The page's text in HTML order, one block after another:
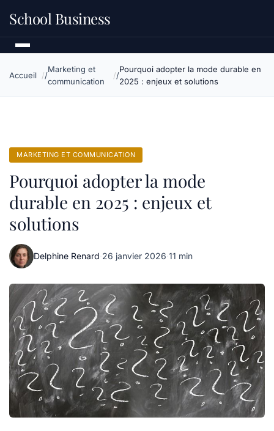
School Business
Accueil
Marketing et
communication
Pourquoi adopter la mode durable en
2025 : enjeux et solutions
MARKETING ET COMMUNICATION
Pourquoi adopter la mode
durable en 2025 : enjeux et
solutions
Delphine Renard·26 janvier 2026·11 min